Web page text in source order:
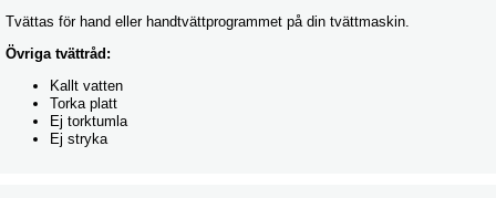
Tvättas för hand eller handtvättprogrammet på din tvättmaskin.
Övriga tvättråd:
Kallt vatten
Torka platt
Ej torktumla
Ej stryka